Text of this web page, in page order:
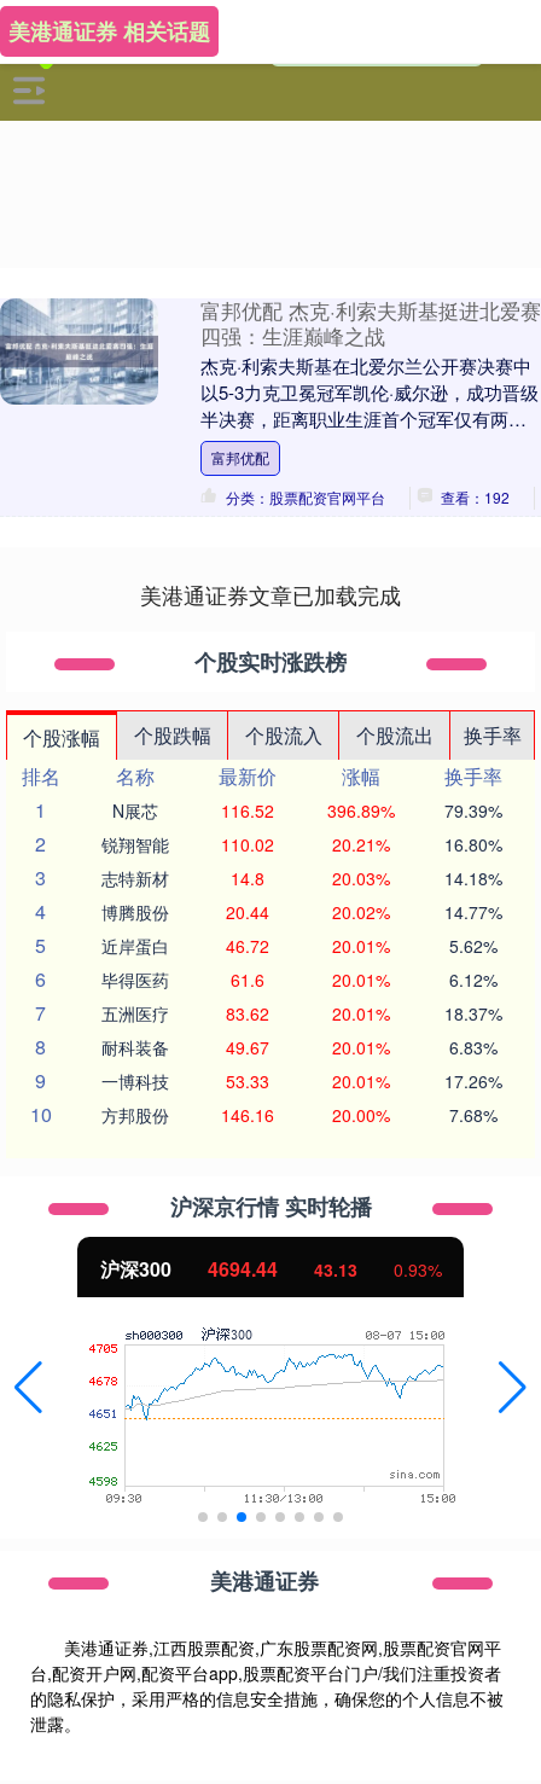
美港通证券 相关话题
富邦优配 杰克·利索夫斯基挺进北爱赛
四强：生涯巅峰之战
杰克·利索夫斯基在北爱尔兰公开赛决赛中
以5-3力克卫冕冠军凯伦·威尔逊，成功晋级
半决赛，距离职业生涯首个冠军仅有两场
胜利的距离。尽管被誉为斯诺克界无冕之
王，但3....
富邦优配
分类：股票配资官网平台
查看：192
美港通证券文章已加载完成
个股实时涨跌榜
个股涨幅 个股跌幅 个股流入 个股流出
换手率
排名
名称 最新价 涨幅
换手率
1
N展芯 116.52 396.89% 79.39%
2 锐翔智能 110.02 20.21% 16.80%
3 志特新材 14.8 20.03% 14.18%
4 博腾股份 20.44 20.02% 14.77%
5 近岸蛋白 46.72 20.01% 5.62%
6 毕得医药 61.6 20.01% 6.12%
7 五洲医疗 83.62 20.01% 18.37%
8 耐科装备 49.67 20.01% 6.83%
9 一博科技 53.33 20.01% 17.26%
10 方邦股份 146.16 20.00% 7.68%
沪深京行情 实时轮播
北证50 1134.24 11.37 1.01%
美港通证券
美港通证券,江西股票配资,广东股票配资网,股票配资官网平
台,配资开户网,配资平台app,股票配资平台门户/我们注重投资者
的隐私保护，采用严格的信息安全措施，确保您的个人信息不被
泄露。